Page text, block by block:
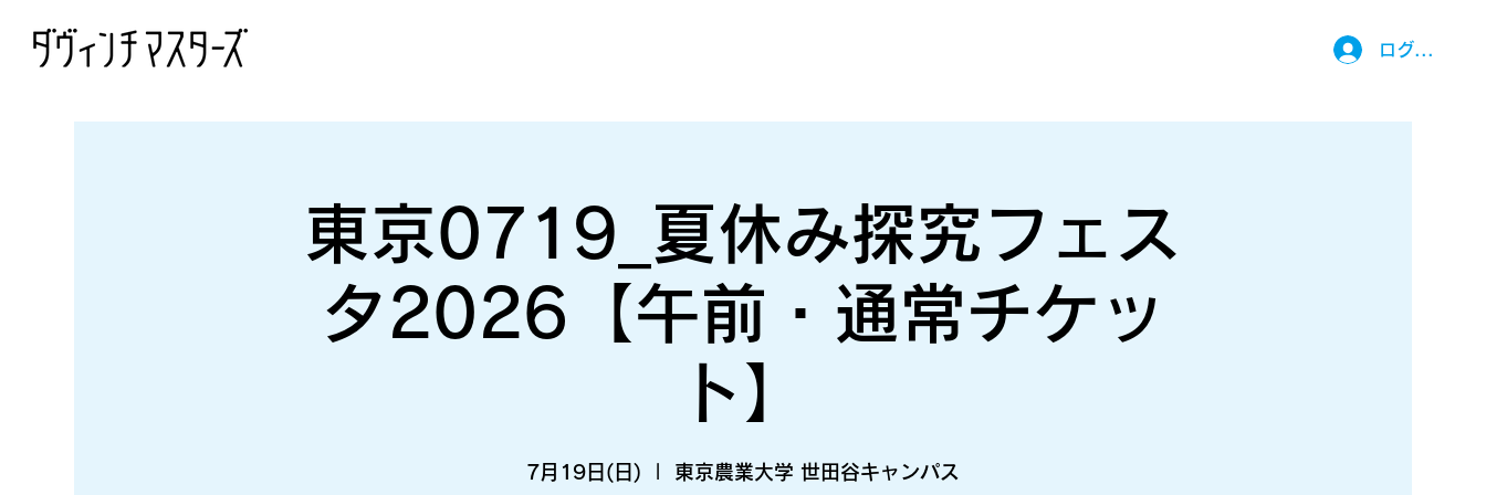
東京0719_夏休み探究フェス
タ2026【午前・通常チケッ
ト】
7月19日(日) 東京農業大学 世田谷キャンパス
ログイン